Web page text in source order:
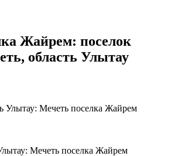
Жайрем: поселок
область Улытау
Мечеть поселка Жайрем